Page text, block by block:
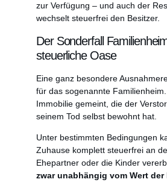
zur Verfügung – und auch der
wechselt steuerfrei den Besitzer.
Der Sonderfall
steuerliche Oase
Eine ganz besondere
für das sogenannte
Immobilie gemeint, die der
seinem Tod selbst bewohnt hat.
Unter bestimmten Bedingungen
Zuhause komplett steuerfrei an
Ehepartner oder die Kinder
zwar unabhängig vom Wert der